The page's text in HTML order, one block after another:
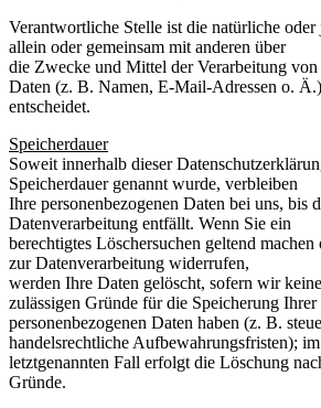
Verantwortliche Stelle ist die natürliche oder
allein oder gemeinsam mit anderen über
die Zwecke und Mittel der Verarbeitung von
Daten (z. B. Namen, E-Mail-Adressen o. Ä.)
entscheidet.
Speicherdauer
Soweit innerhalb dieser
Speicherdauer genannt wurde, verbleiben
Ihre personenbezogenen Daten bei uns, bis
Datenverarbeitung entfällt. Wenn Sie ein
berechtigtes Löschersuchen geltend
zur Datenverarbeitung widerrufen,
werden Ihre Daten gelöscht, sofern wir
zulässigen Gründe für die Speicherung Ihrer
personenbezogenen Daten haben (z. B.
handelsrechtliche Aufbewahrungsfristen); im
letztgenannten Fall erfolgt die Löschung
Gründe.